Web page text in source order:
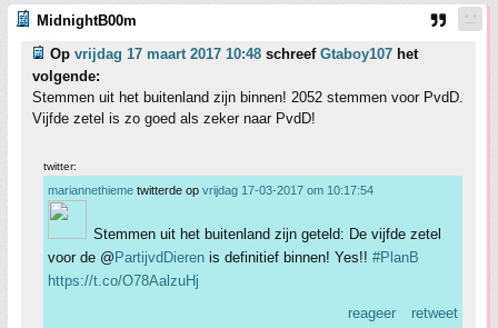
MidnightB00m
Op vrijdag 17 maart 2017 10:48 schreef Gtaboy107 het
volgende:
Stemmen uit het buitenland zijn binnen! 2052 stemmen voor PvdD.
Vijfde zetel is zo goed als zeker naar PvdD!
twitter:
mariannethieme twitterde op vrijdag 17-03-2017 om 10:17:54
Stemmen uit het buitenland zijn geteld: De vijfde zetel
voor de @ PartijvdDieren is definitief binnen! Yes!! #PlanB
https://t.co/O78AalzuHj
reageer
retweet